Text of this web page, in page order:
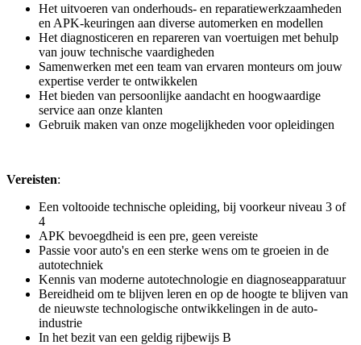
Het uitvoeren van onderhouds- en reparatiewerkzaamheden
en APK-keuringen aan diverse automerken en modellen
Het diagnosticeren en repareren van voertuigen met behulp
van jouw technische vaardigheden
Samenwerken met een team van ervaren monteurs om jouw
expertise verder te ontwikkelen
Het bieden van persoonlijke aandacht en hoogwaardige
service aan onze klanten
Gebruik maken van onze mogelijkheden voor opleidingen
Vereisten:
Een voltooide technische opleiding, bij voorkeur niveau 3 of
4
APK bevoegdheid is een pre, geen vereiste
Passie voor auto's en een sterke wens om te groeien in de
autotechniek
Kennis van moderne autotechnologie en diagnoseapparatuur
Bereidheid om te blijven leren en op de hoogte te blijven van
de nieuwste technologische ontwikkelingen in de auto-
industrie
In het bezit van een geldig rijbewijs B